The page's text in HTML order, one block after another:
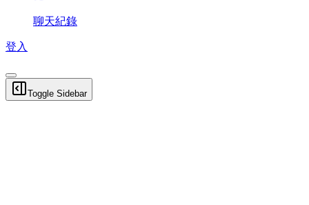
聊天紀錄
登入
Toggle Sidebar